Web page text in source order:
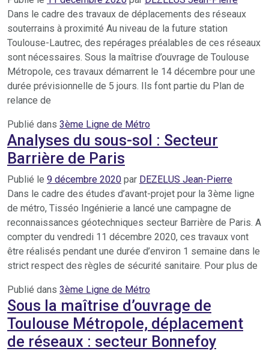
Dans le cadre des travaux de déplacements des réseaux
souterrains à proximité Au niveau de la future station
Toulouse-Lautrec, des repérages préalables de ces réseaux
sont nécessaires. Sous la maîtrise d’ouvrage de Toulouse
Métropole, ces travaux démarrent le 14 décembre pour une
durée prévisionnelle de 5 jours. Ils font partie du Plan de
relance de
Publié dans 3ème Ligne de Métro
Analyses du sous-sol : Secteur
Barrière de Paris
Publié le 9 décembre 2020 par DEZELUS Jean-Pierre
Dans le cadre des études d’avant-projet pour la 3ème ligne
de métro, Tisséo Ingénierie a lancé une campagne de
reconnaissances géotechniques secteur Barrière de Paris. A
compter du vendredi 11 décembre 2020, ces travaux vont
être réalisés pendant une durée d’environ 1 semaine dans le
strict respect des règles de sécurité sanitaire. Pour plus de
Publié dans 3ème Ligne de Métro
Sous la maîtrise d’ouvrage de
Toulouse Métropole, déplacement
de réseaux : secteur Bonnefoy